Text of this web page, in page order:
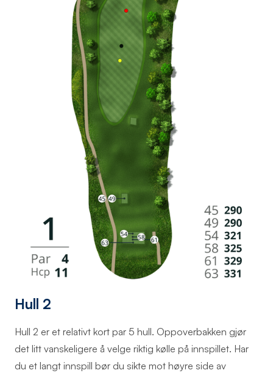
Hull 2
Hull 2 er et relativt kort par 5 hull. Oppoverbakken gjør
det litt vanskeligere å velge riktig kølle på innspillet. Har
du et langt innspill bør du sikte mot høyre side av